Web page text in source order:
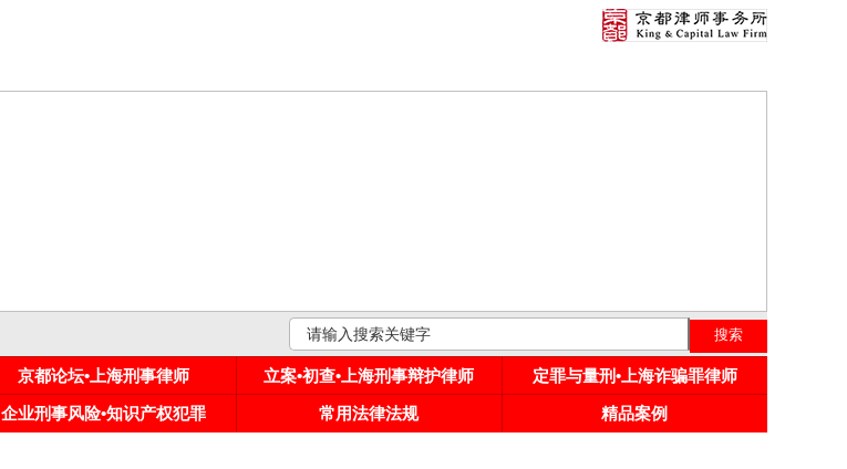
京都论坛•上海刑事律师 立案•初查•上海刑事辩护律师
定罪与量刑•上海诈骗罪律师
企业刑事风险•知识产权犯罪 常用法律法规 精品案例